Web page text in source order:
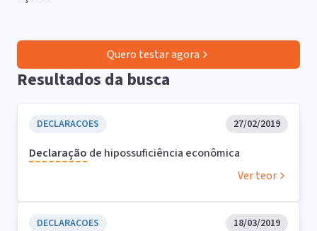
Quero testar agora
Resultados da busca
DECLARACOES 27/02/2019
Declaração de hipossuficiência econômica
Ver teor
DECLARACOES 18/03/2019